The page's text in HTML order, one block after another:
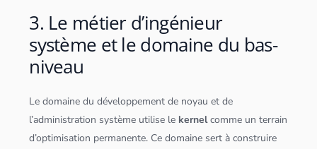
3. Le métier d’ingénieur
système et le domaine du bas-
niveau
Le domaine du développement de noyau et de
l’administration système utilise le kernelcomme un terrain
d’optimisation permanente. Ce domaine sert à construire